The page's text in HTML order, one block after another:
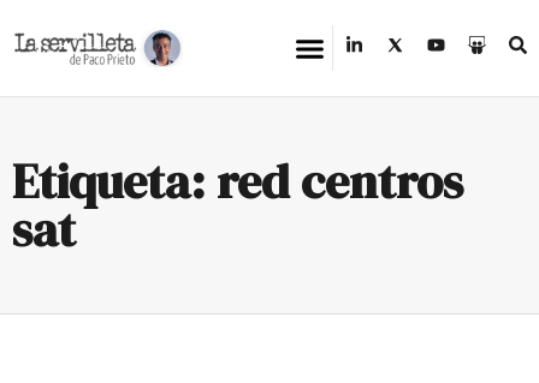
Etiqueta: red centros
sat